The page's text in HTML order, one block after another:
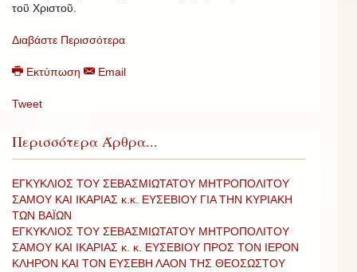
τοῦ Χριστοῦ.
Διαβάστε Περισσότερα
Εκτύπωση Email
Tweet
Περισσότερα Άρθρα...
ΕΓΚΥΚΛΙΟΣ ΤΟΥ ΣΕΒΑΣΜΙΩΤΑΤΟΥ ΜΗΤΡΟΠΟΛΙΤΟΥ
ΣΑΜΟΥ ΚΑΙ ΙΚΑΡΙΑΣ κ.κ. ΕΥΣΕΒΙΟΥ ΓΙΑ ΤΗΝ ΚΥΡΙΑΚΗ
ΤΩΝ ΒΑΪΩΝ
ΕΓΚΥΚΛΙΟΣ ΤΟΥ ΣΕΒΑΣΜΙΩΤΑΤΟΥ ΜΗΤΡΟΠΟΛΙΤΟΥ
ΣΑΜΟΥ ΚΑΙ ΙΚΑΡΙΑΣ κ. κ. ΕΥΣΕΒΙΟΥ ΠΡΟΣ ΤΟΝ ΙΕΡΟΝ
ΚΛΗΡΟΝ ΚΑΙ ΤΟΝ ΕΥΣΕΒΗ ΛΑΟΝ ΤΗΣ ΘΕΟΣΩΣΤΟΥ